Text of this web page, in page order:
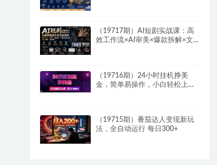
（19717期）AI短剧实战课：高
效工作流×AI审美×爆款拆解×文
（19716期）24小时挂机挣美
金，简单易操作，小白轻松上
（19715期）番茄达人变现新玩
法，全自动运行 每日300+